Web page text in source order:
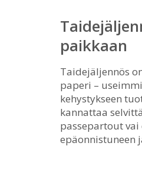
paikkaan
Taidejäljennös
paperi –
kehystykseen
kannattaa
passepartout
epäonnistuneen